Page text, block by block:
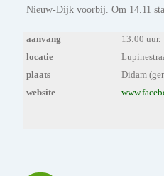
Nieuw-Dijk voorbij. Om 14.11
aanvang
13:00 uur.
locatie
plaats
Didam
website